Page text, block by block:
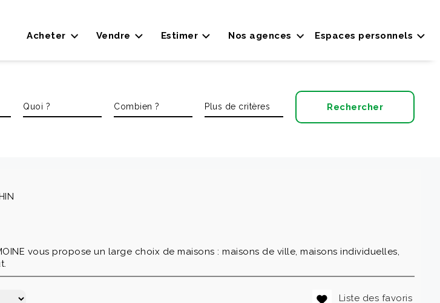
Espaces personnels
Acheter Vendre Estimer Nos agences
vous propose un large choix de maisons : maisons de ville, maisons individuelles,
Liste des favoris